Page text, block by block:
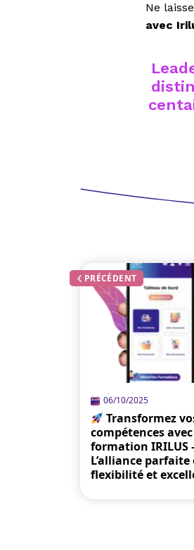
Ne
avec
PRÉCÉDENT
06/10/2025
Transformez
compétences
formation IRILUS
L’alliance
flexibilité et